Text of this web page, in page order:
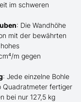
im schweren
: Die Wandhöhe
mit der bewährten
m gegen
: Jede einzelne Bohle
Quadratmeter fertiger
bei nur 127,5 kg